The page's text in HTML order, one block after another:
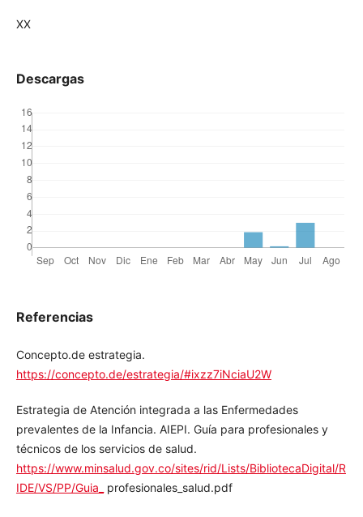
https://concepto.de/estrategia/#ixzz7iNciaU2W
prevalentes de la Infancia. AIEPI. Guía para profesionales y
técnicos de los servicios de salud.
https://www.minsalud.gov.co/sites/rid/Lists/BibliotecaDigita
l/RIDE/VS/PP/Guia_profesionales_salud.pdf